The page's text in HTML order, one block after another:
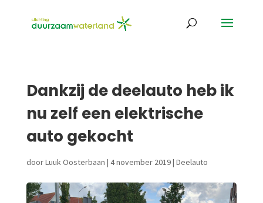
Dankzij de deelauto heb ik
nu zelf een elektrische
auto gekocht
doorLuuk Oosterbaan | 4 november 2019| Deelauto